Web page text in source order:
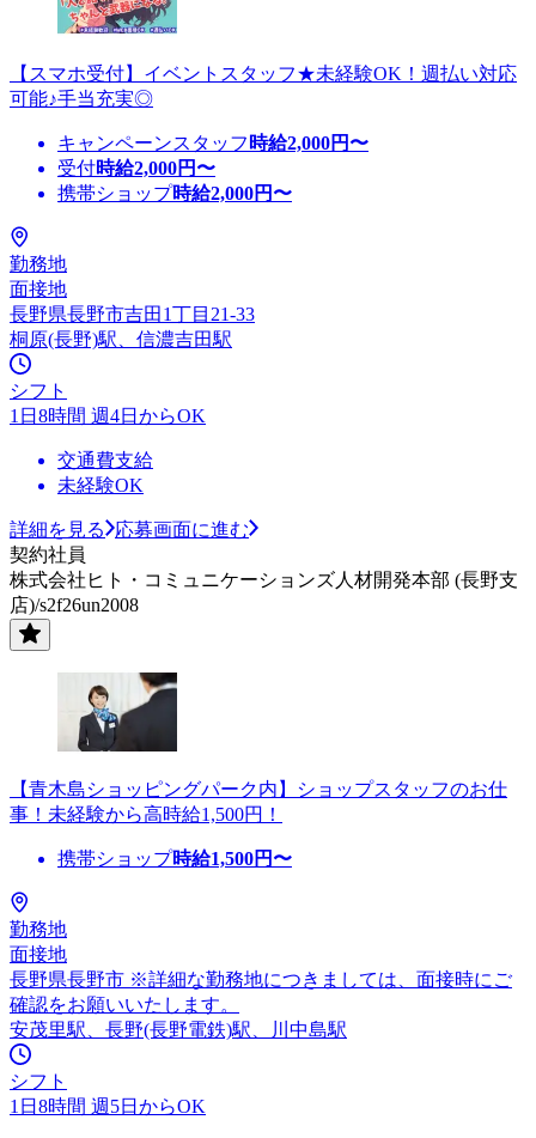
【スマホ受付】イベントスタッフ★未経験OK！週払い対応
可能♪手当充実◎
キャンペーンスタッフ 時給2,000円〜
受付時給2,000円〜
携帯ショップ時給2,000円〜
勤務地
面接地
長野県長野市吉田1丁目21-33
桐原(長野)駅、信濃吉田駅
シフト
1日8時間 週4日からOK
交通費支給
未経験OK
詳細を見る
応募画面に進む
契約社員
株式会社ヒト・コミュニケーションズ人材開発本部 (長野支
店)/s2f26un2008
【青木島ショッピングパーク内】ショップスタッフのお仕
事！未経験から高時給1,500円！
携帯ショップ時給1,500円〜
勤務地
面接地
長野県長野市 ※詳細な勤務地につきましては、面接時にご
確認をお願いいたします。
安茂里駅、長野(長野電鉄)駅、川中島駅
シフト
1日8時間 週5日からOK